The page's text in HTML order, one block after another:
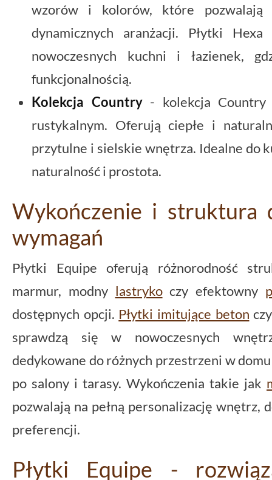
wzorów i kolorów, które pozwalają
dynamicznych aranżacji. Płytki
nowoczesnych kuchni i łazienek,
funkcjonalnością.
Kolekcja Country- kolekcja Country
rustykalnym. Oferują ciepłe i
przytulne i sielskie wnętrza. Idealne do
naturalność i prostota.
Wykończenie i struktura
wymagań
Płytki Equipe oferują różnorodność
marmur, modny lastrykoczy efektowny
dostępnych opcji. Płytki imitujące beton
sprawdzą się w nowoczesnych
dedykowane do różnych przestrzeni w
po salony i tarasy. Wykończenia takie jak
pozwalają na pełną personalizację wnętrz,
preferencji.
Płytki Equipe -